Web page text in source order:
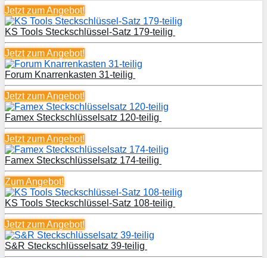
Jetzt zumAngebot!
KS Tools Steckschlüssel-Satz 179-teilig
Jetzt zumAngebot!
Forum Knarrenkasten 31-teilig
Jetzt zumAngebot!
Famex Steckschlüsselsatz 120-teilig
Jetzt zumAngebot!
Famex Steckschlüsselsatz 174-teilig
Zum Angebot!
KS Tools Steckschlüssel-Satz 108-teilig
Jetzt zumAngebot!
S&R Steckschlüsselsatz 39-teilig